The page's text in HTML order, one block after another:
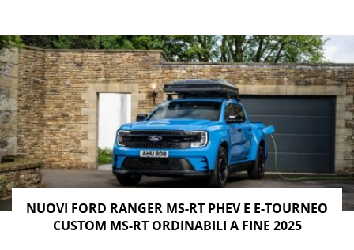
NUOVI FORD RANGER MS-RT PHEV E E-TOURNEO
CUSTOM MS-RT ORDINABILI A FINE 2025